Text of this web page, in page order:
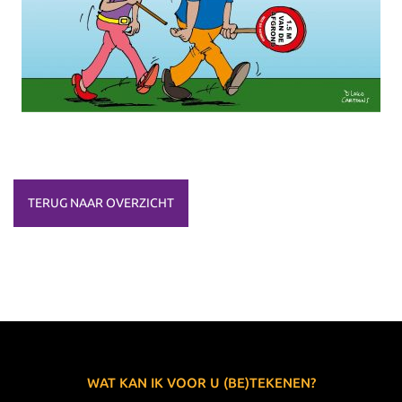
TERUG NAAR OVERZICHT
WAT KAN IK VOOR U (BE)TEKENEN?